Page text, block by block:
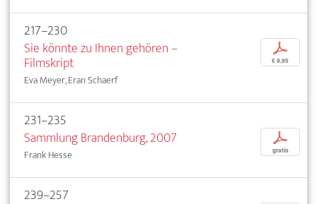
217–230
Sie könnte zu Ihnen gehören –
Filmskript
Eva Meyer, Eran Schaerf
p
€ 9,95
231–235
Sammlung Brandenburg, 2007
Frank Hesse
p
gratis
239–257